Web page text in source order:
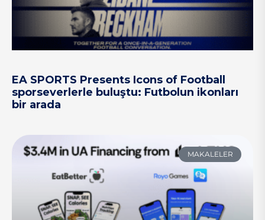
EA SPORTS Presents Icons of Football
sporseverlerle buluştu: Futbolun ikonları
bir arada
MAKALELER